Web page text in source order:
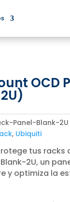
OCD
Panel-Blank-2U
, Ubiquiti
tus racks
2U, un
y optimiza la